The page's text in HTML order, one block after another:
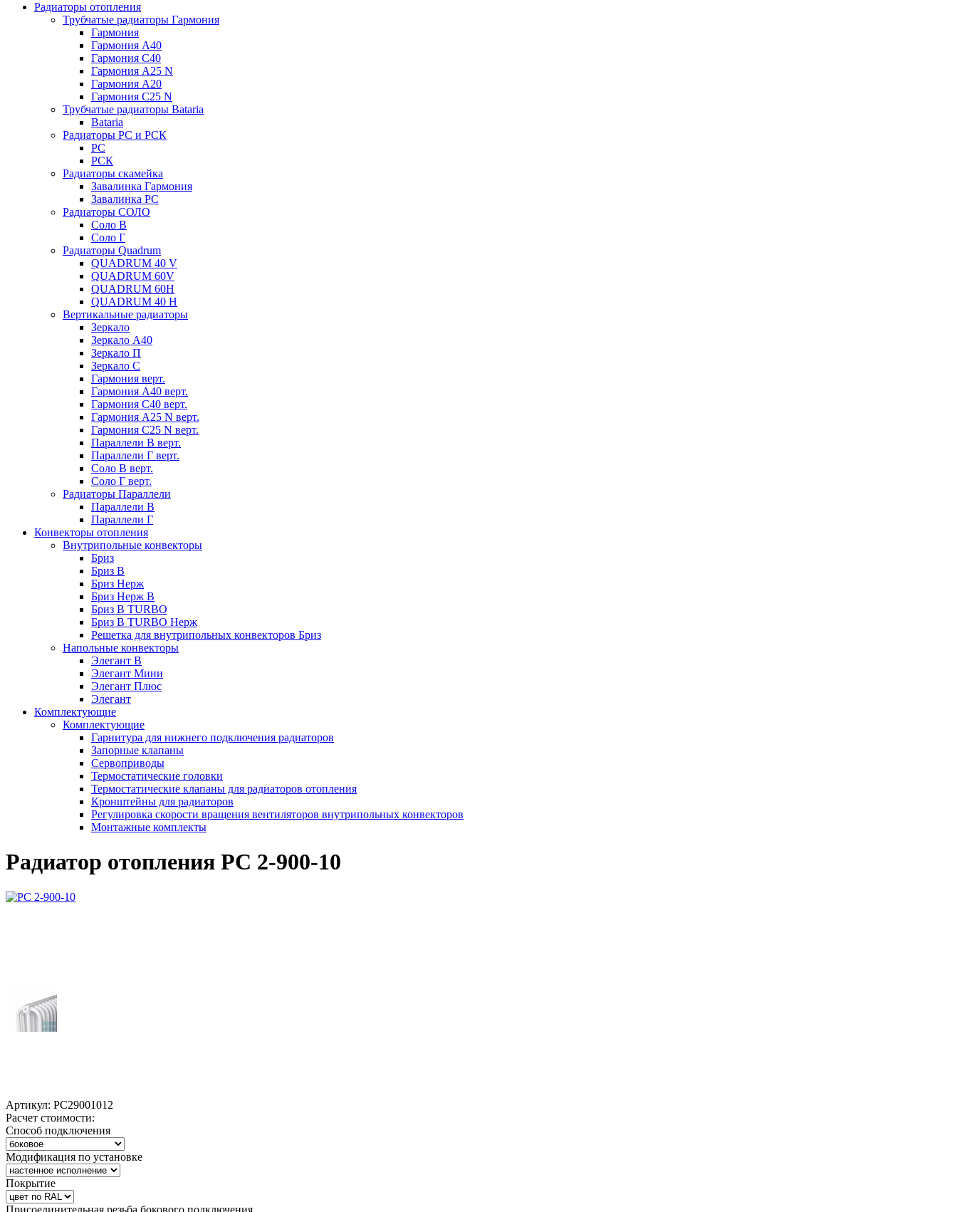
Радиаторы отопления
Трубчатые радиаторы Гармония
Гармония
Гармония А40
Гармония С40
Гармония А25 N
Гармония А20
Гармония С25 N
Трубчатые радиаторы Bataria
Bataria
Радиаторы РС и РСК
РС
РСК
Радиаторы скамейка
Завалинка Гармония
Завалинка РС
Радиаторы СОЛО
Соло В
Соло Г
Радиаторы Quadrum
QUADRUM 40 V
QUADRUM 60V
QUADRUM 60H
QUADRUM 40 H
Вертикальные радиаторы
Зеркало
Зеркало А40
Зеркало П
Зеркало С
Гармония верт.
Гармония А40 верт.
Гармония С40 верт.
Гармония А25 N верт.
Гармония С25 N верт.
Параллели В верт.
Параллели Г верт.
Соло В верт.
Соло Г верт.
Радиаторы Параллели
Параллели В
Параллели Г
Конвекторы отопления
Внутрипольные конвекторы
Бриз
Бриз В
Бриз Нерж
Бриз Нерж В
Бриз В TURBO
Бриз В TURBO Нерж
Решетка для внутрипольных конвекторов Бриз
Напольные конвекторы
Элегант В
Элегант Мини
Элегант Плюс
Элегант
Комплектующие
Комплектующие
Гарнитура для нижнего подключения радиаторов
Запорные клапаны
Сервоприводы
Термостатические головки
Термостатические клапаны для радиаторов отопления
Кронштейны для радиаторов
Регулировка скорости вращения вентиляторов внутрипольных конвекторов
Монтажные комплекты
Радиатор отопления РС 2-900-10
Артикул: РС29001012
Расчет стоимости:
Способ подключения
Модификация по установке
Покрытие
Присоединительная резьба бокового подключения